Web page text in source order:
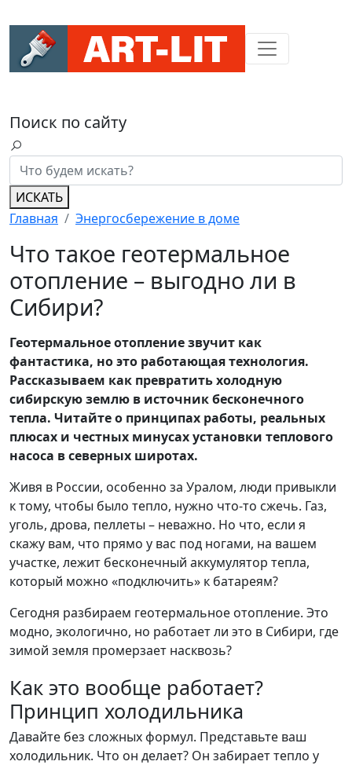
Поиск по сайту
ИСКАТЬ
Главная
Энергосбережение в доме
Что такое геотермальное
отопление – выгодно ли в
Сибири?
Геотермальное отопление звучит как
фантастика, но это работающая технология.
Рассказываем как превратить холодную
сибирскую землю в источник бесконечного
тепла. Читайте о принципах работы, реальных
плюсах и честных минусах установки теплового
насоса в северных широтах.
Живя в России, особенно за Уралом, люди привыкли
к тому, чтобы было тепло, нужно что-то сжечь. Газ,
уголь, дрова, пеллеты – неважно. Но что, если я
скажу вам, что прямо у вас под ногами, на вашем
участке, лежит бесконечный аккумулятор тепла,
который можно «подключить» к батареям?
Сегодня разбираем геотермальное отопление. Это
модно, экологично, но работает ли это в Сибири, где
зимой земля промерзает насквозь?
Как это вообще работает?
Принцип холодильника
Давайте без сложных формул. Представьте ваш
холодильник. Что он делает? Он забирает тепло у